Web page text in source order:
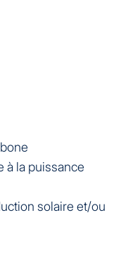
à la puissance
solaire et/ou